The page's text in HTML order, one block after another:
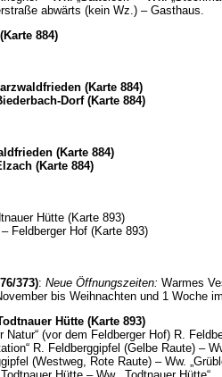
abwärts (kein Wz.) – Gasthaus.
884)
(Karte 884)
Dorf(Karte 884)
(Karte 884)
(Karte 884)
Hütte (Karte 893)
Feldberger Hof (Karte 893)
373): Neue Öffnungszeiten: Warmes
bis Weihnachten und 1 Woche
Hütte (Karte 893)
Natur“ (vor dem Feldberger Hof) R.
R. Feldberggipfel (Gelbe Raute) –
(Westweg, Rote Raute) – Ww.